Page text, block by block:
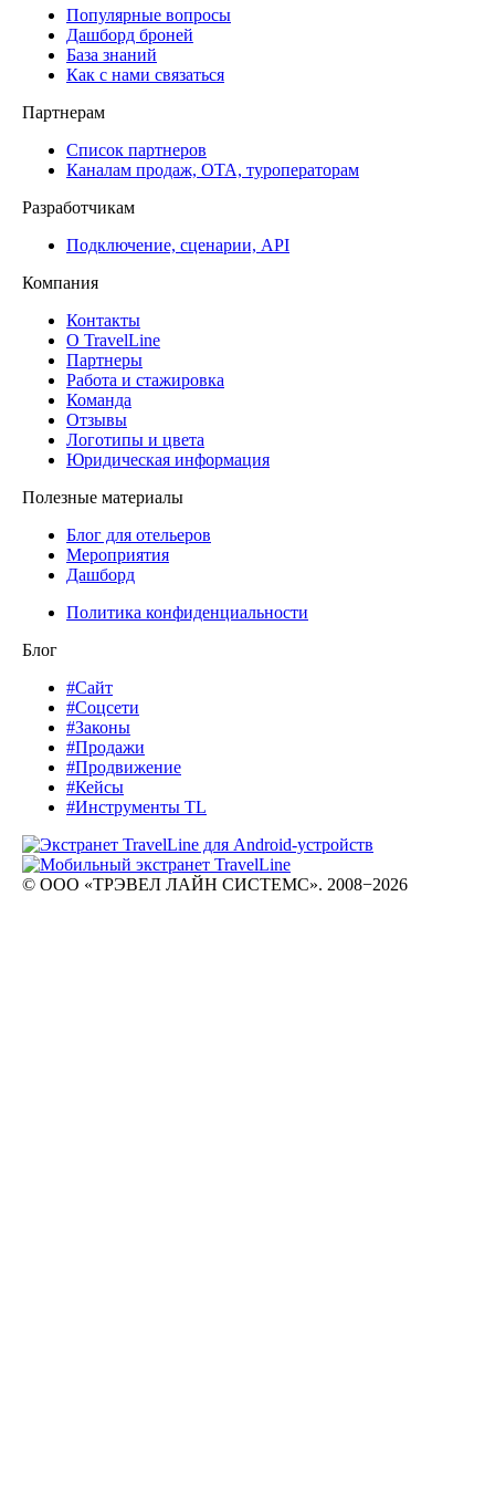
Популярные вопросы
Дашборд броней
База знаний
Как с нами связаться
Партнерам
Список партнеров
Каналам продаж, ОТА, туроператорам
Разработчикам
Подключение, сценарии, API
Компания
Контакты
О TravelLine
Партнеры
Работа и стажировка
Команда
Отзывы
Логотипы и цвета
Юридическая информация
Полезные материалы
Блог для отельеров
Мероприятия
Дашборд
Политика конфиденциальности
Блог
#Сайт
#Соцсети
#Законы
#Продажи
#Продвижение
#Кейсы
#Инструменты TL
© ООО «ТРЭВЕЛ ЛАЙН СИСТЕМС». 2008−2026